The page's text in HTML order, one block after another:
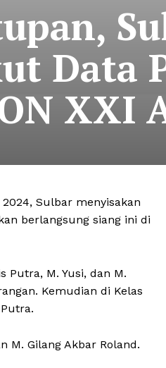
Data
XXI
Sulbar menyisakan
berlangsung siang ini di
Putra, M. Yusi, dan M.
Kemudian di Kelas
M. Gilang Akbar Roland.